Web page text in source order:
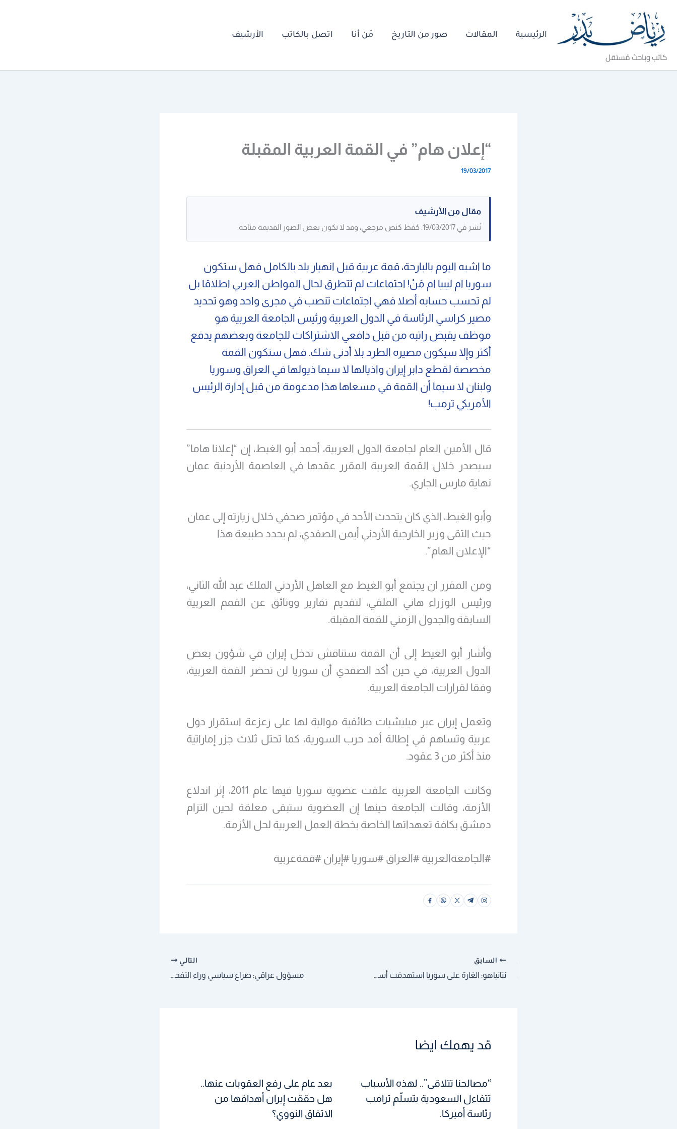
المحتوى
كاتب وباحث مُستقل
الرئيسية المقالات صور من التاريخ مَن أنا اتصل بالكاتب الأرشيف
“إعلان هام” في القمة العربية المقبلة
19/03/2017
مقال من الأرشيف
نُشر في 19/03/2017. حُفظ كنص مرجعي، وقد لا تكون بعض الصور القديمة متاحة.
ما اشبه اليوم بالبارحة، قمة عربية قبل انهيار بلد بالكامل فهل ستكون
سوريا ام ليبيا ام مَنْ! اجتماعات لم تتطرق لحال المواطن العربي اطلاقا بل
لم تحسب حسابه أصلا فهي اجتماعات تنصب في مجرى واحد وهو تحديد
مصير كراسي الرئاسة في الدول العربية ورئيس الجامعة العربية هو
موظف يقبض راتبه من قبل دافعي الاشتراكات للجامعة وبعضهم يدفع
أكثر وإلا سيكون مصيره الطرد بلا أدنى شك. فهل ستكون القمة
مخصصة لقطع دابر إيران واذيالها لا سيما ذيولها في العراق وسوريا
ولبنان لا سيما أن القمة في مسعاها هذا مدعومة من قبل إدارة الرئيس
الأمريكي ترمب!
قال الأمين العام لجامعة الدول العربية، أحمد أبو الغيط، إن “إعلانا هاما”
سيصدر خلال القمة العربية المقرر عقدها في العاصمة الأردنية عمان
نهاية مارس الجاري.
وأبو الغيط، الذي كان يتحدث الأحد في مؤتمر صحفي خلال زيارته إلى عمان
حيث التقى وزير الخارجية الأردني أيمن الصفدي، لم يحدد طبيعة هذا
“الإعلان الهام”.
ومن المقرر ان يجتمع أبو الغيط مع العاهل الأردني الملك عبد الله الثاني،
ورئيس الوزراء هاني الملقي، لتقديم تقارير ووثائق عن القمم العربية
السابقة والجدول الزمني للقمة المقبلة.
وأشار أبو الغيط إلى أن القمة ستناقش تدخل إيران في شؤون بعض
الدول العربية، في حين أكد الصفدي أن سوريا لن تحضر القمة العربية،
وفقا لقرارات الجامعة العربية.
وتعمل إيران عبر ميليشيات طائفية موالية لها على زعزعة استقرار دول
عربية وتساهم في إطالة أمد حرب السورية، كما تحتل ثلاث جزر إماراتية
منذ أكثر من 3 عقود.
وكانت الجامعة العربية علقت عضوية سوريا فيها عام 2011، إثر اندلاع
الأزمة، وقالت الجامعة حينها إن العضوية ستبقى معلقة لحين التزام
دمشق بكافة تعهداتها الخاصة بخطة العمل العربية لحل الأزمة.
#الجامعةالعربية #العراق #سوريا #إيران #قمةعربية
السابق
نتانياهو: الغارة على سوريا استهدفت أسلحة لحزب الله
التالي
مسؤول عراقي: صراع سياسي وراء التفجيرات في بغداد
قد يهمك ايضا
“مصالحنا تتلاقى”.. لهذه الأسباب
تتفاءل السعودية بتسلّم ترامب
رئاسة أميركا.
بعد عام على رفع العقوبات عنها..
هل حققت إيران أهدافها من
الاتفاق النووي؟